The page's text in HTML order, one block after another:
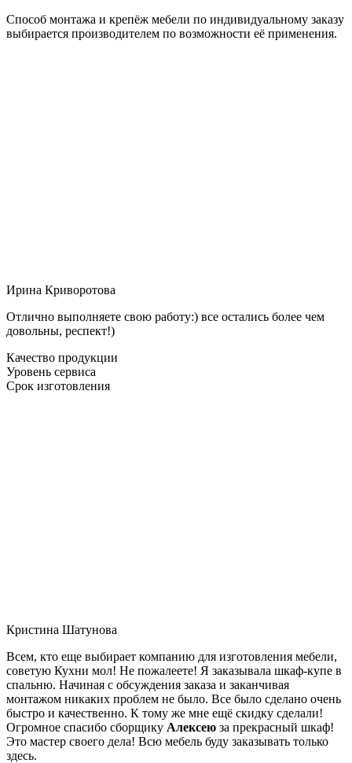
Способ монтажа и крепёж мебели по индивидуальному заказу
выбирается производителем по возможности её применения.
Ирина Криворотова
Отлично выполняете свою работу:) все остались более чем
довольны, респект!)
Качество продукции
Уровень сервиса
Срок изготовления
Кристина Шатунова
Всем, кто еще выбирает компанию для изготовления мебели,
советую Кухни мол! Не пожалеете! Я заказывала шкаф-купе в
спальню. Начиная с обсуждения заказа и заканчивая
монтажом никаких проблем не было. Все было сделано очень
быстро и качественно. К тому же мне ещё скидку сделали!
Огромное спасибо сборщику Алексею за прекрасный шкаф!
Это мастер своего дела! Всю мебель буду заказывать только
здесь.